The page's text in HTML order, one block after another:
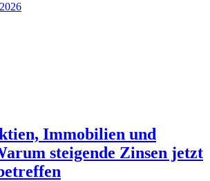
Immobilien und
steigende Zinsen jetzt